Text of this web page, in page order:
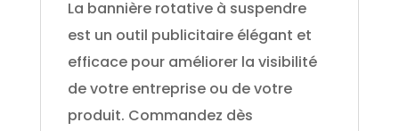
La bannière rotative à suspendre
est un outil publicitaire élégant et
efficace pour améliorer la visibilité
de votre entreprise ou de votre
produit. Commandez dès